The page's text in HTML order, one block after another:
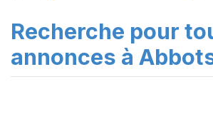
Recherche pour
annonces à